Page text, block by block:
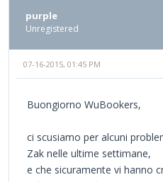
purple
Unregistered
07-16-2015, 01:45 PM
Buongiorno WuBookers,
ci scusiamo per alcuni
Zak nelle ultime settimane,
e che sicuramente vi hanno